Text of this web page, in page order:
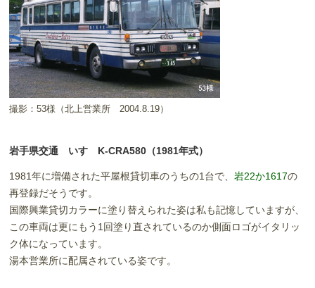
撮影：53様（北上営業所 2004.8.19）
岩手県交通 いすゞK-CRA580（1981年式）
1981年に増備された平屋根貸切車のうちの1台で、岩22か1617の
再登録だそうです。
国際興業貸切カラーに塗り替えられた姿は私も記憶していますが、
この車両は更にもう1回塗り直されているのか側面ロゴがイタリッ
ク体になっています。
湯本営業所に配属されている姿です。